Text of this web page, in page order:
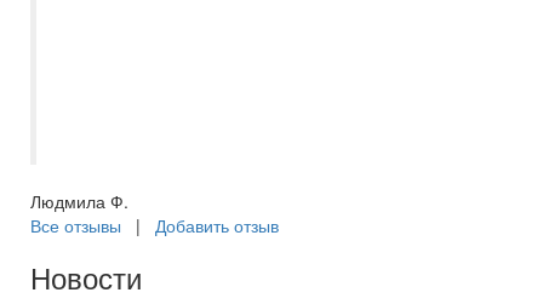
Людмила Ф.
Все отзывы | Добавить отзыв
Новости